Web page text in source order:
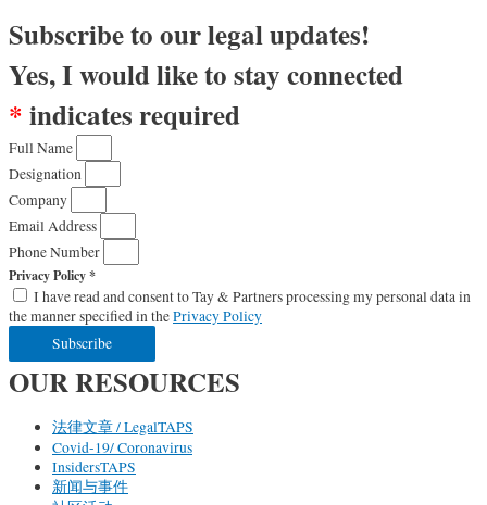
Subscribe to our legal updates!
Yes, I would like to stay connected
*indicates required
Full Name
Designation
Company
Email Address
Phone Number
Privacy Policy *
I have read and consent to Tay & Partners processing my personal data in
the manner specified in thePrivacy Policy
Subscribe
OUR RESOURCES
法律文章 / LegalTAPS
Covid-19/ Coronavirus
InsidersTAPS
新闻与事件